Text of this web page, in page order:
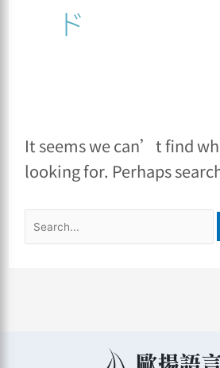
ド
It seems we can’t find
looking for. Perhaps